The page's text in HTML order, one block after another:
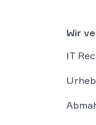
Wir
IT